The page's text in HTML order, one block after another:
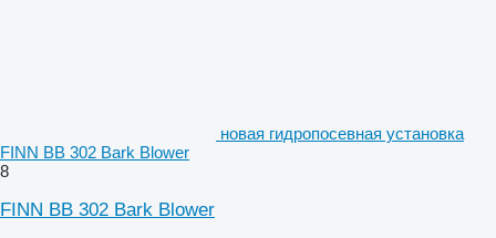
новая гидропосевная установка
FINN BB 302 Bark Blower
8
FINN BB 302 Bark Blower